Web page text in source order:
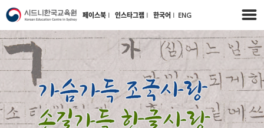
페이스북 l 인스타그램 l 한국어 l ENG